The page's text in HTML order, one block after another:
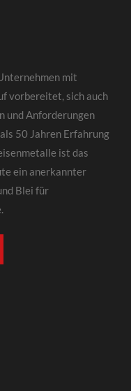
mit
vorbereitet, sich auch
und Anforderungen
50 Jahren Erfahrung
ist das
ein anerkannter
Blei für